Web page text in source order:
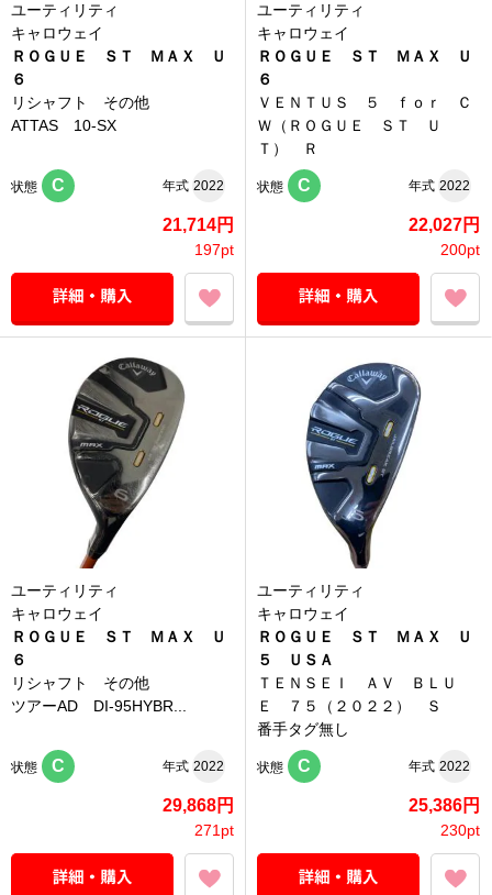
ユーティリティ
キャロウェイ
ＲＯＧＵＥ ＳＴ ＭＡＸ Ｕ
６
リシャフト その他
ATTAS 10-SX
状態 C 年式 2022
21,714円
197pt
ユーティリティ
キャロウェイ
ＲＯＧＵＥ ＳＴ ＭＡＸ Ｕ
６
ＶＥＮＴＵＳ ５ ｆｏｒ Ｃ
Ｗ（ＲＯＧＵＥ ＳＴ Ｕ
Ｔ） Ｒ
状態 C 年式 2022
22,027円
200pt
ユーティリティ
キャロウェイ
ＲＯＧＵＥ ＳＴ ＭＡＸ Ｕ
６
リシャフト その他
ツアーAD DI-95HYBR...
状態 C 年式 2022
29,868円
271pt
ユーティリティ
キャロウェイ
ＲＯＧＵＥ ＳＴ ＭＡＸ Ｕ
５ ＵＳＡ
ＴＥＮＳＥＩ ＡＶ ＢＬＵ
Ｅ ７５（２０２２） Ｓ
番手タグ無し
状態 C 年式 2022
25,386円
230pt